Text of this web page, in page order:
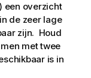
een overzicht
de zeer lage
zijn. Houd
met twee
is in